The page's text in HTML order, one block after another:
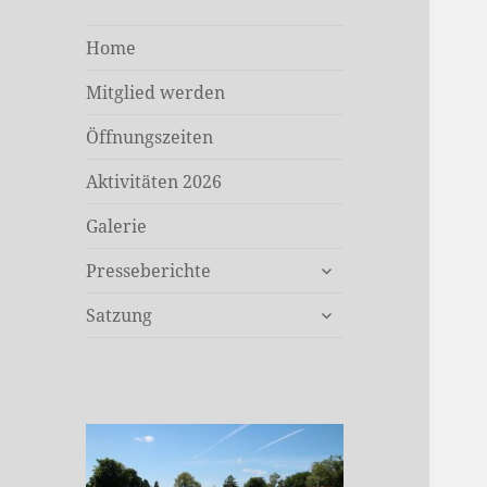
Home
Mitglied werden
Öffnungszeiten
Aktivitäten 2026
Galerie
Presseberichte
untermenü
Satzung
untermenü